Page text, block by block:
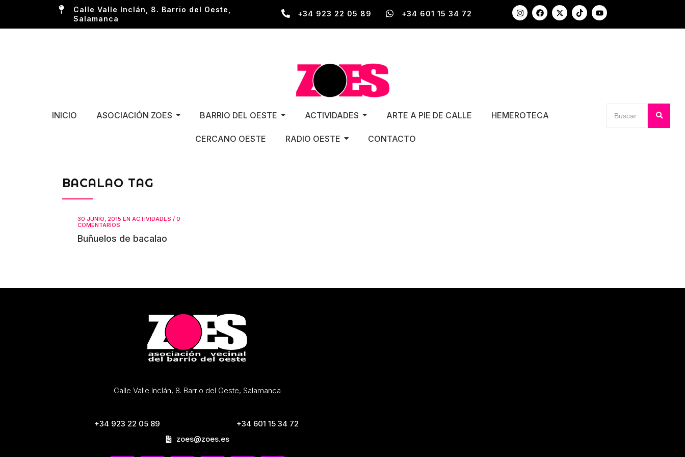
Calle Valle Inclán, 8. Barrio del Oeste,
Salamanca
+34 923 22 05 89 +34 601 15 34 72
INICIO ASOCIACIÓN ZOES BARRIO DEL OESTE ACTIVIDADES ARTE A PIE DE CALLE HEMEROTECA
CERCANO OESTE RADIO OESTE CONTACTO
BACALAO TAG
30 JUNIO, 2015 EN ACTIVIDADES / 0
COMENTARIOS
Buñuelos de bacalao
Calle Valle Inclán, 8. Barrio del Oeste, Salamanca
+34 923 22 05 89
+34 601 15 34 72
zoes@zoes.es